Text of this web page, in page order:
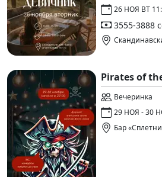
26 НОЯ ВТ
3555-3888
Pirates of
Вечеринка
29 НОЯ - 30
Бар